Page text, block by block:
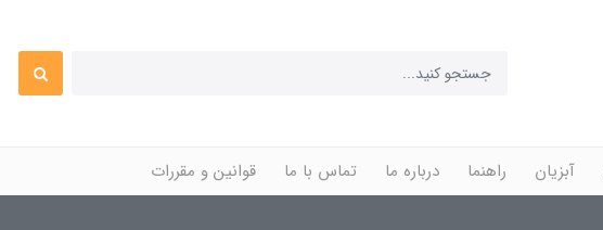
آبزیان راهنما درباره ما تماس با ما قوانین و مقررات